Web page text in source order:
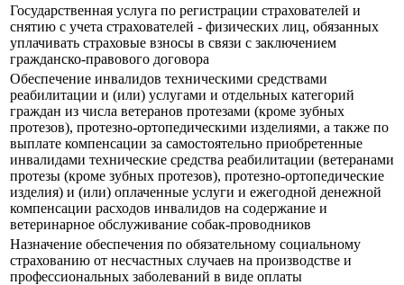
Государственная услуга по регистрации страхователей и
снятию с учета страхователей - физических лиц, обязанных
уплачивать страховые взносы в связи с заключением
гражданско-правового договора
Обеспечение инвалидов техническими средствами
реабилитации и (или) услугами и отдельных категорий
граждан из числа ветеранов протезами (кроме зубных
протезов), протезно-ортопедическими изделиями, а также по
выплате компенсации за самостоятельно приобретенные
инвалидами технические средства реабилитации (ветеранами
протезы (кроме зубных протезов), протезно-ортопедические
изделия) и (или) оплаченные услуги и ежегодной денежной
компенсации расходов инвалидов на содержание и
ветеринарное обслуживание собак-проводников
Назначение обеспечения по обязательному социальному
страхованию от несчастных случаев на производстве и
профессиональных заболеваний в виде оплаты